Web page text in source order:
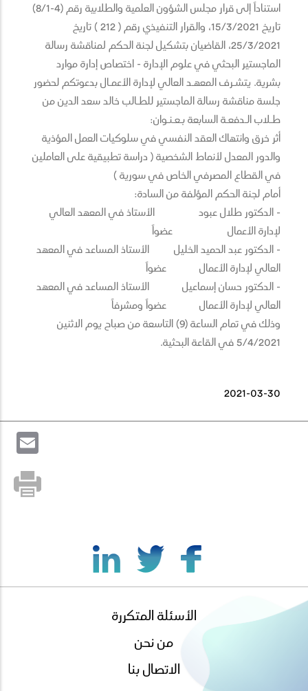
استناداً إلى قرار مجلس الشؤون العلمية والطلابية رقم (4-8/1)
تاريخ 15/3/2021، والقرار التنفيذي رقم ( 212 ) تاريخ
25/3/2021، القاضيان بتشكيل لجنة الحكم لمناقشة رسالة
الماجستير البحثي في علوم الإدارة - اختصاص إدارة موارد
بشرية. يتشـرف المعهـد العالي لإدارة الأعمـال بدعوتكم لحضور
جلسة مناقشة رسالة الماجستير للطـالب خالد سعد الدين من
طـلاب الـدفعـة السابعة بـعـنـوان:
أثر خرق وانتهاك العقد النفسي في سلوكيات العمل المؤذية
والدور المعدل لأنماط الشخصية ( دراسة تطبيقية على العاملين
في القطاع المصرفي الخاص في سورية )
أمام لجنة الحكم المؤلفة من السادة:
- الدكتور طلال عبود الأستاذ في المعهد العالي
لإدارة الأعمال عضواً
- الدكتور عبد الحميد الخليل الأستاذ المساعد في المعهد
العالي لإدارة الأعمال عضواً
- الدكتور حسان إسماعيل الأستاذ المساعد في المعهد
العالي لإدارة الأعمال عضواً ومشرفاً
وذلك في تمام الساعة (9) التاسعة من صباح يوم الاثنين
5/4/2021 في القاعة البحثية.
2021-03-30
footer
الأسئلة المتكررة
من نحن
الاتصال بنا